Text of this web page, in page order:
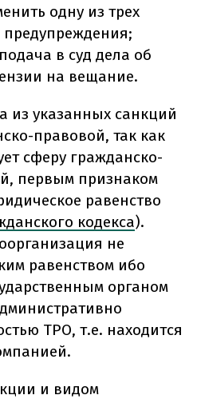
одну из трех
в суд дела об
на вещание.
из указанных санкций
правовой, так как
сферу гражданско-
первым признаком
равенство
кодекса).
не
равенством ибо
органом
ТРО, т.е. находится
и видом